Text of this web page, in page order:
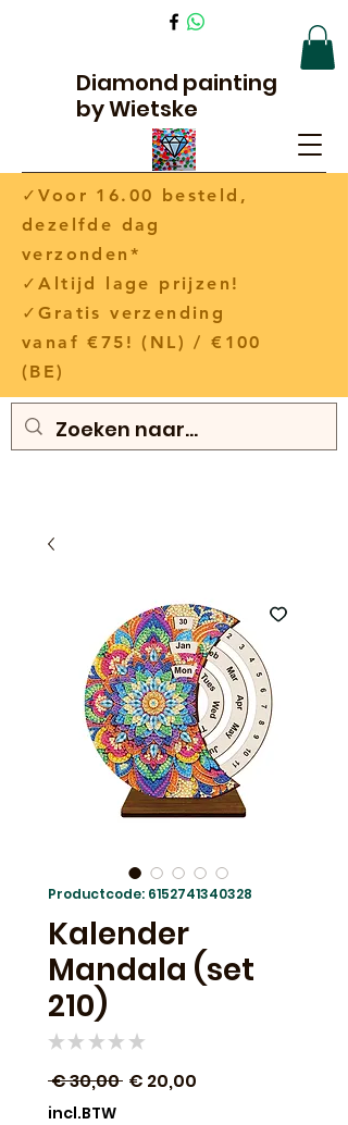
Diamond painting
by Wietske
✓Voor 16.00 besteld,
dezelfde dag
verzonden*
✓Altijd lage prijzen!
✓Gratis verzending
vanaf €75! (NL) / €100
(BE)
Productcode: 6152741340328
Kalender
Mandala (set
210)
★ ★ ★ ★ ★
€ 30,00 Normale
€ 20,00
incl.BTW